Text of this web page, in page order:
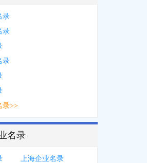
录
录
录
录>>
名录
上海企业名录